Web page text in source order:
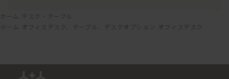
ホーム デスク・テーブル
ホーム
オフィスデスク、テーブル、デスクオプション オフィスデスク